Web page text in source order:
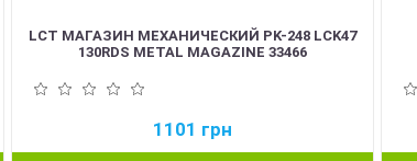
LCT МАГАЗИН МЕХАНИЧЕСКИЙ PK-248 LCK47
130RDS METAL MAGAZINE 33466
1101 грн